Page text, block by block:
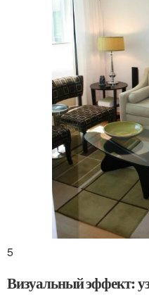
5
Визуальный эффект: